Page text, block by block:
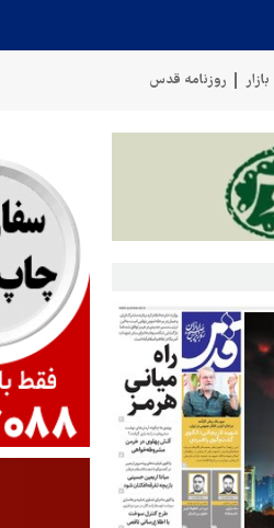
بازار روزنامه قدس
سخنگوی نیروهای مسلح یمن: کشتی نفتی